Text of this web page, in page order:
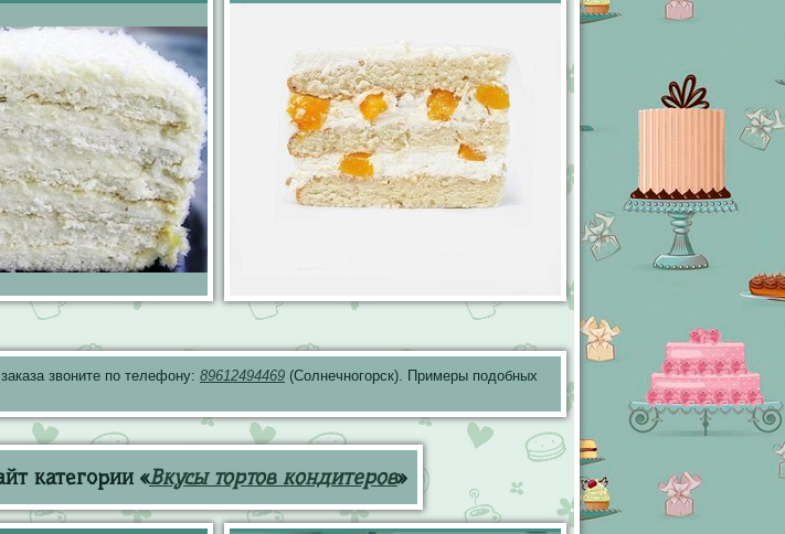
звоните по телефону: 89612494469 (Солнечногорск). Примеры подобных
категории «Вкусы тортов кондитеров»